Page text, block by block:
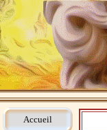
Accueil